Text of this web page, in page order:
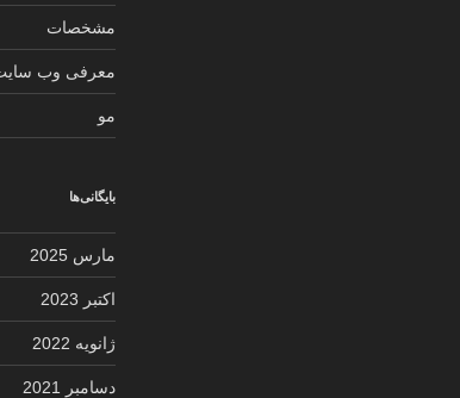
مشخصات
معرفی وب
مو
بایگانی‌ها
مارس 2025
اکتبر 2023
ژانویه 2022
دسامبر 2021